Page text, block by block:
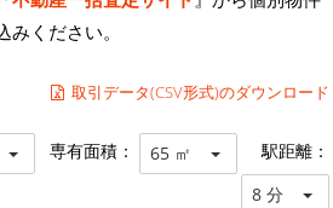
ください。
取引データ(CSV形式)のダウンロード
専有面積： 65 ㎡ 駅距離：
8 分